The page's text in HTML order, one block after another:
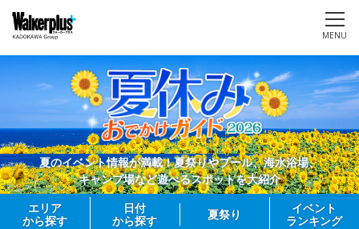
MENU
夏のイベント情報が満載！夏祭りやプール、海水浴場、
キャンプ場など遊べるスポットを大紹介
エリア
から探す
日付
から探す
夏祭り
イベント
ランキング